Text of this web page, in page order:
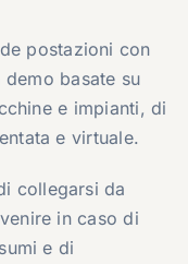
postazioni con
basate su
e impianti, di
e virtuale.
collegarsi da
in caso di
e di